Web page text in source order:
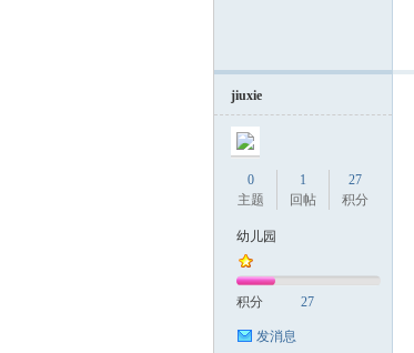
jiuxie
0
主题
1
回帖
27
积分
幼儿园
积分 27
发消息